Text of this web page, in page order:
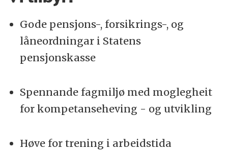
Gode pensjons-, forsikrings-, og
låneordningar i Statens
pensjonskasse
Spennande fagmiljø med moglegheit
for kompetanseheving - og utvikling
Høve for trening i arbeidstida